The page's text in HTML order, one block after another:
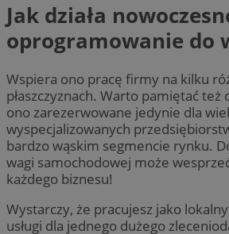
Jak działa
oprogramowanie do
Wspiera ono pracę firmy na kilku
płaszczyznach. Warto pamiętać też
ono zarezerwowane jedynie dla
wyspecjalizowanych
bardzo wąskim segmencie rynku.
wagi samochodowej może
każdego biznesu!
Wystarczy, że pracujesz jako
usługi dla jednego dużego